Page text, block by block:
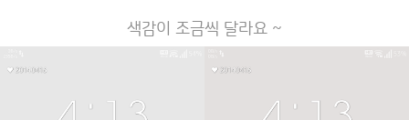
색감이 조금씩 달라요 ~